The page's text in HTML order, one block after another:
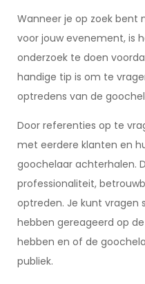
Wanneer je op zoek bent
voor jouw evenement, is
onderzoek te doen
handige tip is om te
optredens van de
Door referenties op te
met eerdere klanten en
goochelaar achterhalen.
professionaliteit,
optreden. Je kunt vragen
hebben gereageerd op
hebben en of de
publiek.